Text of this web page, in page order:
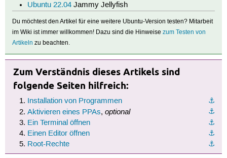
Ubuntu 22.04Jammy Jellyfish
Du möchtest den Artikel für eine weitere Ubuntu-Version testen? Mitarbeit
im Wiki ist immer willkommen! Dazu sind die Hinweisezum Testen von
Artikeln zu beachten.
Zum Verständnis dieses Artikels sind
folgende Seiten hilfreich:
⚓︎
Installation von Programmen
⚓︎
Aktivieren eines PPAs, optional
⚓︎
Ein Terminal öffnen
⚓︎
Einen Editor öffnen
⚓︎
Root-Rechte